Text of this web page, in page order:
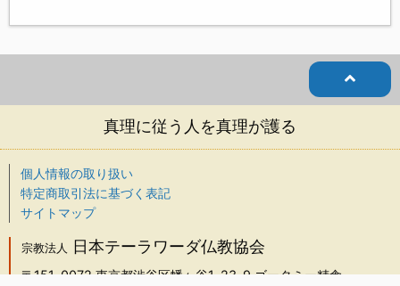
真理に従う人を真理が護る
個人情報の取り扱い
特定商取引法に基づく表記
サイトマップ
宗教法人 日本テーラワーダ仏教協会
〒151-0072東京都渋谷区幡ヶ谷1-23-9 ゴータミー精舎